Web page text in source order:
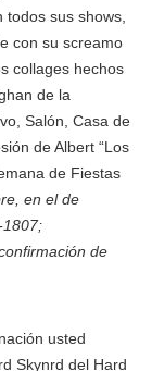
sus shows,
con su screamo
collages hechos
de la
Salón, Casa de
de Albert “Los
de Fiestas
en el de
1807;
de
usted
Skynrd del Hard